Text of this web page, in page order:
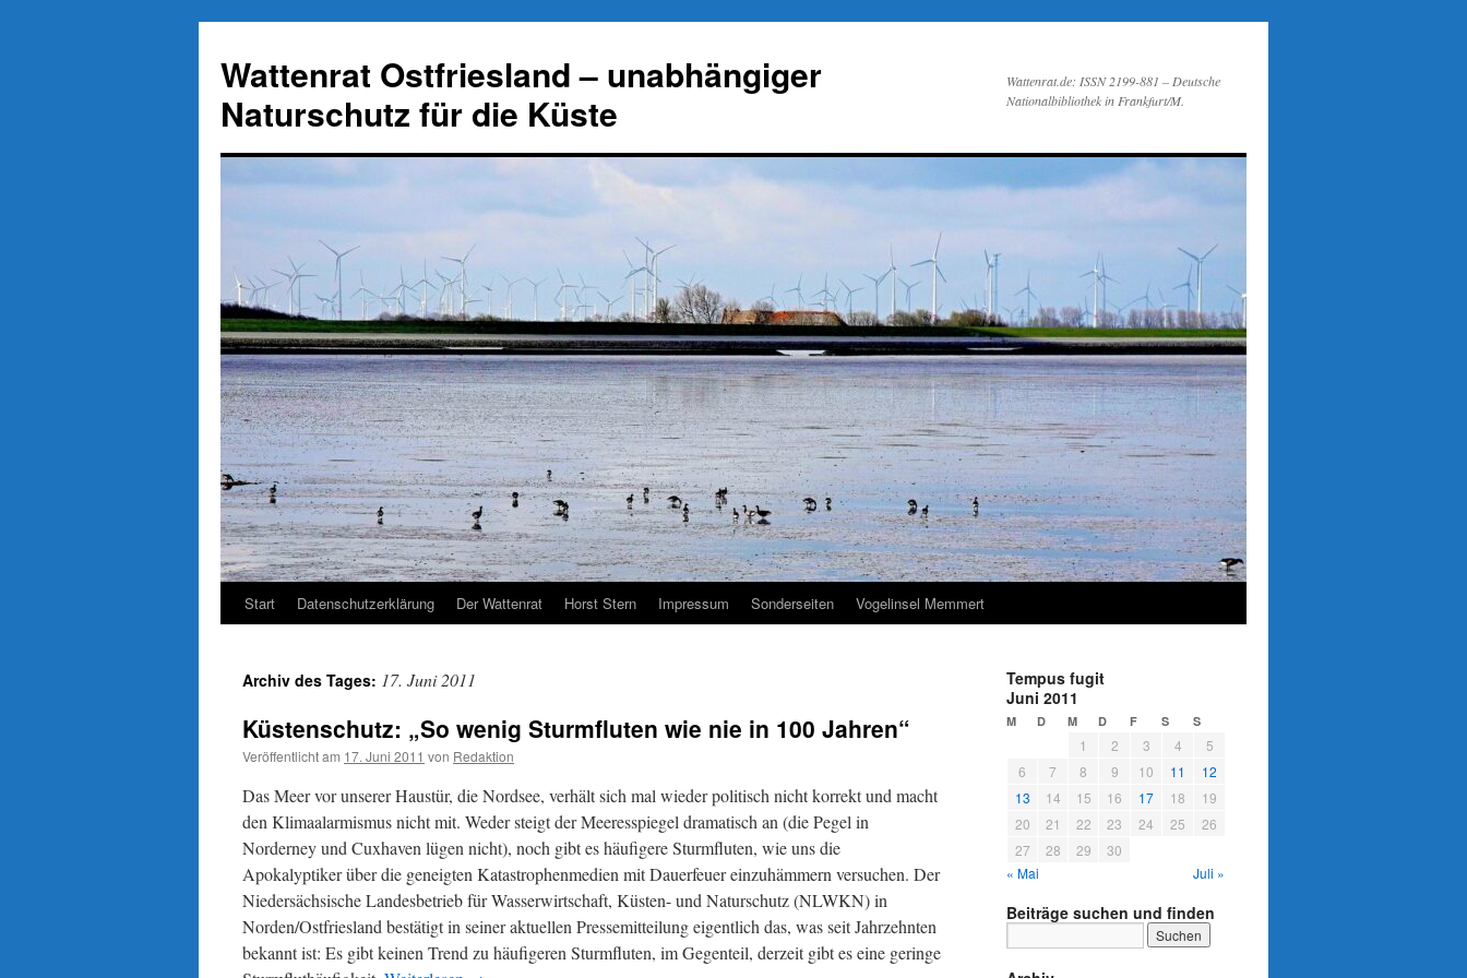
springen
Wattenrat Ostfriesland – unabhängiger
Naturschutz für die Küste
Wattenrat.de: ISSN 2199-881 – Deutsche
Nationalbibliothek in Frankfurt/M.
Start Datenschutzerklärung Der Wattenrat Horst Stern Impressum Sonderseiten Vogelinsel Memmert
Archiv des Tages: 17. Juni 2011
Küstenschutz: „So wenig Sturmfluten wie nie in 100 Jahren“
Veröffentlicht am 17. Juni 2011 von Redaktion
Das Meer vor unserer Haustür, die Nordsee, verhält sich mal wieder politisch nicht korrekt und macht
den Klimaalarmismus nicht mit. Weder steigt der Meeresspiegel dramatisch an (die Pegel in
Norderney und Cuxhaven lügen nicht), noch gibt es häufigere Sturmfluten, wie uns die
Apokalyptiker über die geneigten Katastrophenmedien mit Dauerfeuer einzuhämmern versuchen. Der
Niedersächsische Landesbetrieb für Wasserwirtschaft, Küsten- und Naturschutz (NLWKN) in
Norden/Ostfriesland bestätigt in seiner aktuellen Pressemitteilung eigentlich das, was seit Jahrzehnten
bekannt ist: Es gibt keinen Trend zu häufigeren Sturmfluten, im Gegenteil, derzeit gibt es eine geringe
Tempus fugit
Juni 2011
M D M D F S S
1 2 3 4
5
6
7 8 9 10 11
12
13
14 15 16 17 18
19
20
21 22 23 24 25
26
27
28 29
30
« Mai
Juli »
Beiträge suchen und finden